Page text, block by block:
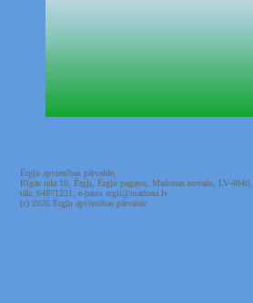
Ērgļu apvienības pārvalde,
Rīgas iela 10, Ērgļi, Ērgļu pagasts, Madonas novads, LV-4840,
tālr. 64871231, e-pasts ergli@madona.lv
(c) 2026 Ērgļu apvienības pārvalde